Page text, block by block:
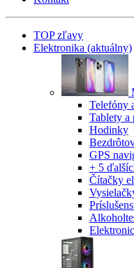
TOP zľavy
Elektronika (aktuálny)
Telefóny
Tablety a
Hodinky
GPS
+ 5
Čítačky